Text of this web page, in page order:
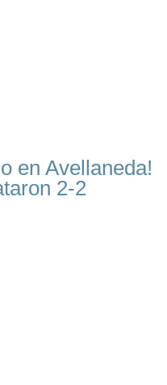
en Avellaneda!
2-2